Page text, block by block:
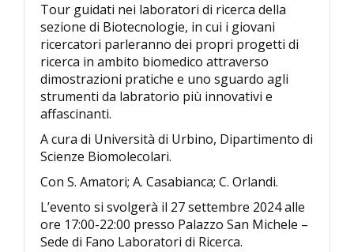
Tour guidati nei laboratori di ricerca della
sezione di Biotecnologie, in cui i giovani
ricercatori parleranno dei propri progetti di
ricerca in ambito biomedico attraverso
dimostrazioni pratiche e uno sguardo agli
strumenti da labratorio più innovativi e
affascinanti.
A cura di Università di Urbino, Dipartimento di
Scienze Biomolecolari.
Con S. Amatori; A. Casabianca; C. Orlandi.
L’evento si svolgerà il 27 settembre 2024 alle
ore 17:00-22:00 presso Palazzo San Michele –
Sede di Fano Laboratori di Ricerca.